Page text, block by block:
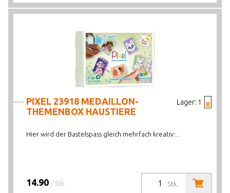
Lager: 1
PIXEL 23918 MEDAILLON-
THEMENBOX HAUSTIERE
Hier wird der Bastelspass gleich mehrfach kreativ:...
Stk.
14.90 / Stk.